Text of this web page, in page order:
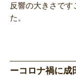
反響の大きさで
た。
ーコロナ禍に成